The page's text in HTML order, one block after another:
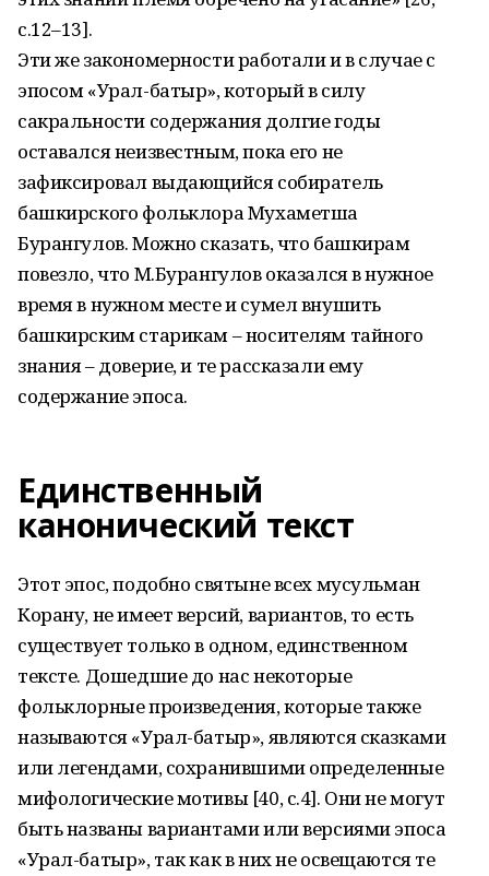
с.12–13].
Эти же закономерности работали и в случае с
эпосом «Урал-батыр», который в силу
сакральности содержания долгие годы
оставался неизвестным, пока его не
зафиксировал выдающийся собиратель
башкирского фольклора Мухаметша
Бурангулов. Можно сказать, что башкирам
повезло, что М.Бурангулов оказался в нужное
время в нужном месте и сумел внушить
башкирским старикам – носителям тайного
знания – доверие, и те рассказали ему
содержание эпоса.
Единственный
канонический текст
Этот эпос, подобно святыне всех мусульман
Корану, не имеет версий, вариантов, то есть
существует только в одном, единственном
тексте. Дошедшие до нас некоторые
фольклорные произведения, которые также
называются «Урал-батыр», являются сказками
или легендами, сохранившими определенные
мифологические мотивы [40, с.4]. Они не могут
быть названы вариантами или версиями эпоса
«Урал-батыр», так как в них не освещаются те